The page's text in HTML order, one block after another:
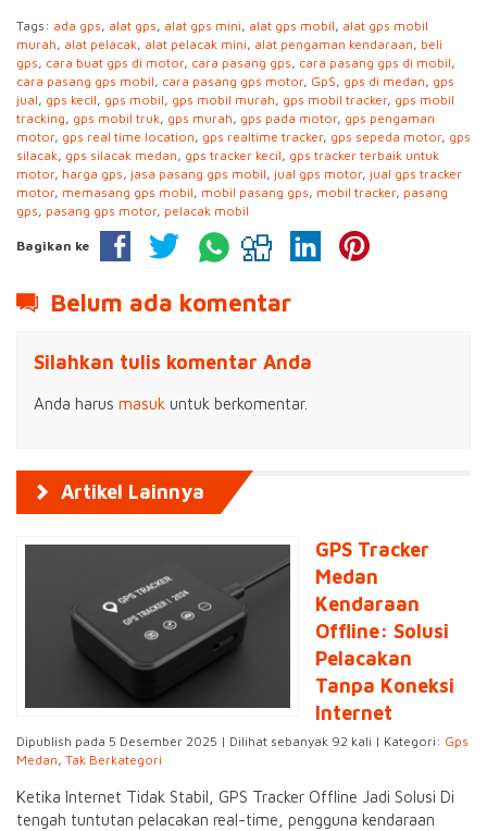
Tags: ada gps, alat gps, alat gps mini, alat gps mobil, alat gps mobil
murah, alat pelacak, alat pelacak mini, alat pengaman kendaraan, beli
gps, cara buat gps di motor, cara pasang gps, cara pasang gps di mobil,
cara pasang gps mobil, cara pasang gps motor, GpS, gps di medan, gps
jual, gps kecil, gps mobil, gps mobil murah, gps mobil tracker, gps mobil
tracking, gps mobil truk, gps murah, gps pada motor, gps pengaman
motor, gps real time location, gps realtime tracker, gps sepeda motor, gps
silacak, gps silacak medan, gps tracker kecil, gps tracker terbaik untuk
motor, harga gps, jasa pasang gps mobil, jual gps motor, jual gps tracker
motor, memasang gps mobil, mobil pasang gps, mobil tracker, pasang
gps, pasang gps motor, pelacak mobil
Bagikan ke
Belum ada komentar
Silahkan tulis komentar Anda
Anda harus masuk untuk berkomentar.
Artikel Lainnya
GPS Tracker
Medan
Kendaraan
Offline: Solusi
Pelacakan
Tanpa Koneksi
Internet
Dipublish pada 5 Desember 2025 | Dilihat sebanyak 92 kali | Kategori: Gps
Medan, Tak Berkategori
Ketika Internet Tidak Stabil, GPS Tracker Offline Jadi Solusi Di
tengah tuntutan pelacakan real-time, pengguna kendaraan